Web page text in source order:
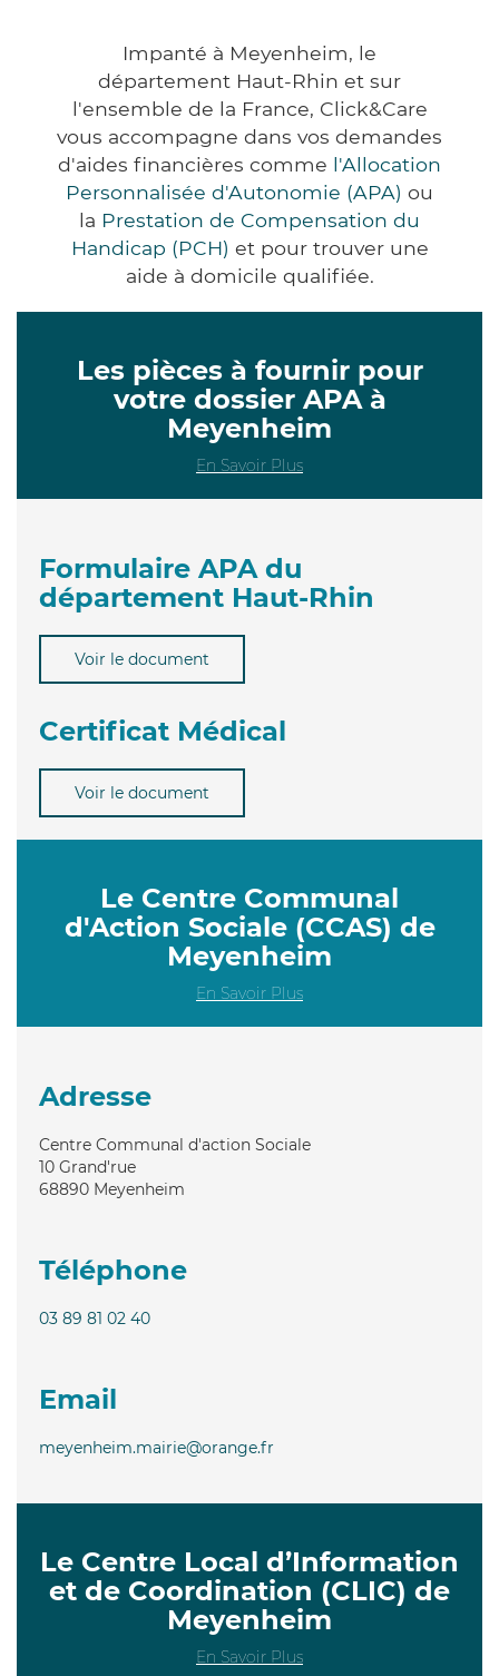
Impanté à Meyenheim, le
département Haut-Rhin et sur
l'ensemble de la France, Click&Care
vous accompagne dans vos demandes
d'aides financières comme l'Allocation
Personnalisée d'Autonomie (APA) ou
la Prestation de Compensation du
Handicap (PCH) et pour trouver une
aide à domicile qualifiée.
Les pièces à fournir pour
votre dossier APA à
Meyenheim
En Savoir Plus
Formulaire APA du
département Haut-Rhin
Voir le document
Certificat Médical
Voir le document
Le Centre Communal
d'Action Sociale (CCAS) de
Meyenheim
En Savoir Plus
Adresse
Centre Communal d'action Sociale
10 Grand'rue
68890 Meyenheim
Téléphone
03 89 81 02 40
Email
meyenheim.mairie@orange.fr
Le Centre Local d’Information
et de Coordination (CLIC) de
Meyenheim
En Savoir Plus